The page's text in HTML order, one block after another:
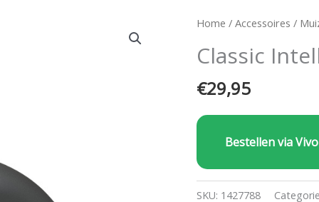
Home /Accessoires /
Classic
€29,95
Bestellen via
SKU: 1427788